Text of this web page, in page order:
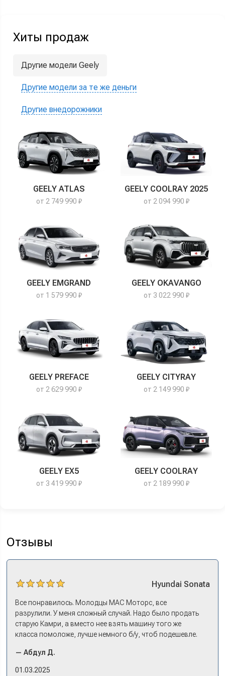
Хиты продаж
Другие модели Geely
Другие модели за те же деньги
Другие внедорожники
GEELY ATLAS
от 2 749 990 ₽
GEELY COOLRAY 2025
от 2 094 990 ₽
GEELY EMGRAND
от 1 579 990 ₽
GEELY OKAVANGO
от 3 022 990 ₽
GEELY PREFACE
от 2 629 990 ₽
GEELY CITYRAY
от 2 149 990 ₽
GEELY EX5
от 3 419 990 ₽
GEELY COOLRAY
от 2 189 990 ₽
Отзывы
Hyundai Sonata
Все понравилось. Молодцы МАС Моторс, все
разрулили. У меня сложный случай. Надо было продать
старую Камри, а вместо нее взять машину того же
класса помоложе, лучше немного б/у, чтоб подешевле.
либо самому всем этим заниматься – а работать когда?
Либо искать салон, где есть нормальный трейд-ин. И
— Абдул Д.
01.03.2025